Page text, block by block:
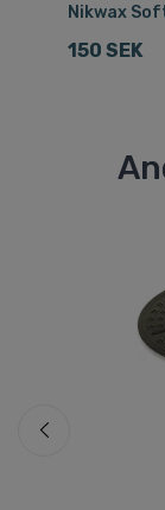
Nikwax
150 SEK